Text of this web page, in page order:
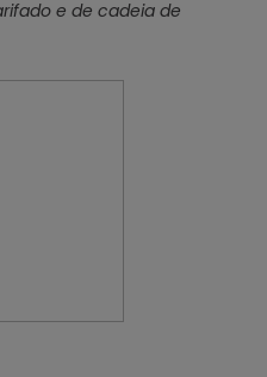
e de cadeia de